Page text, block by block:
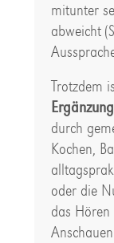
mitunter
abweicht
Trotzdem
Ergänzung
durch
Kochen,
oder die
das